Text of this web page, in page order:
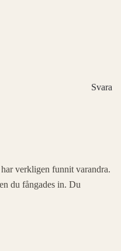
Svara
verkligen funnit varandra.
du fångades in. Du